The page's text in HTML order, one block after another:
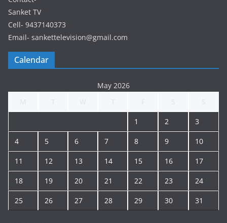
Sanket TV
Cell- 9437140373
Email- sankettelevision@gmail.com
Calendar
May 2026
1 2 3
4 5 6 7 8 9 10
11 12 13 14 15 16 17
18 19 20 21 22 23 24
25 26 27 28 29 30 31